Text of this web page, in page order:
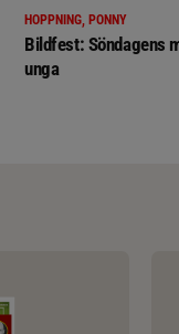
HOPPNING, PONNY
Bildfest: Söndagens
unga